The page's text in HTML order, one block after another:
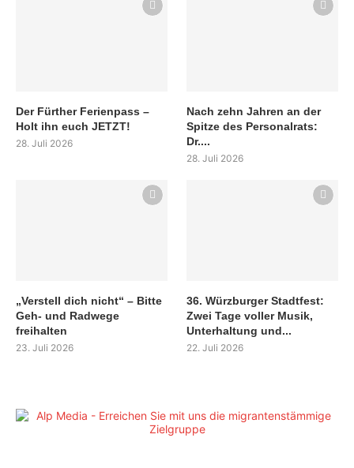
Der Fürther Ferienpass –
Holt ihn euch JETZT!
28. Juli 2026
Nach zehn Jahren an der
Spitze des Personalrats:
Dr....
28. Juli 2026
„Verstell dich nicht“ – Bitte
Geh- und Radwege
freihalten
23. Juli 2026
36. Würzburger Stadtfest:
Zwei Tage voller Musik,
Unterhaltung und...
22. Juli 2026